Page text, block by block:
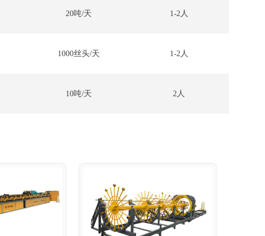
20吨/天 1-2人
1000丝头/天 1-2人
10吨/天 2人